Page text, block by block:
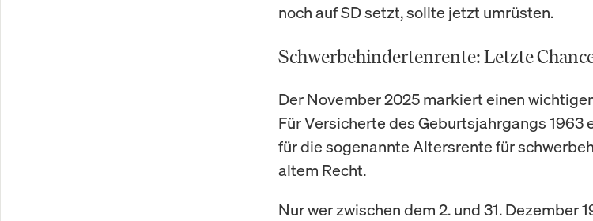
noch auf SD setzt, sollte jetzt umrüsten.
Schwerbehindertenrente: Letzte
Der November 2025 markiert einen
Für Versicherte des Geburtsjahrgangs
für die sogenannte Altersrente für
altem Recht.
Nur wer zwischen dem 2. und 31. Dezember